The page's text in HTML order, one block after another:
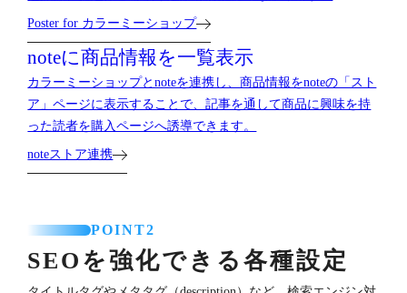
Poster for カラーミーショップ
noteに商品情報を一覧表示
カラーミーショップとnoteを連携し、商品情報をnoteの「スト
ア」ページに表示することで、記事を通して商品に興味を持
った読者を購入ページへ誘導できます。
noteストア連携
POINT2
SEOを強化できる各種設定